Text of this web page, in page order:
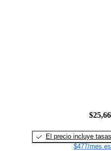
El precio incluye tasas
$477/mes